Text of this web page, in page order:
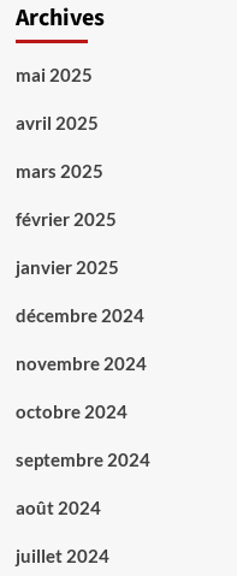
PS
Archives
mai 2025
avril 2025
mars 2025
février 2025
janvier 2025
décembre 2024
novembre 2024
octobre 2024
septembre 2024
août 2024
juillet 2024